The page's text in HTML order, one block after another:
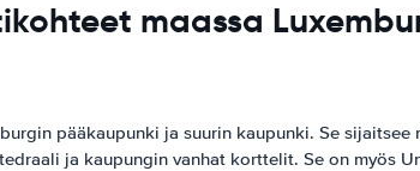
maassa
pääkaupunki ja suurin kaupunki. Se
ja kaupungin vanhat korttelit. Se on myös